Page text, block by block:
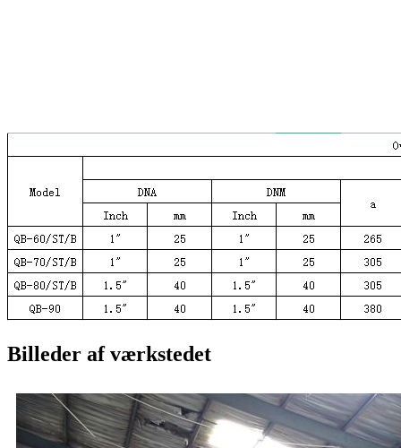
Billeder af værkstedet